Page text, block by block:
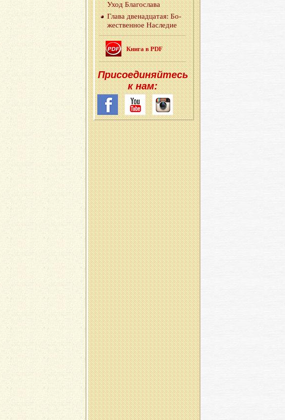
Уход Бла­го­сла­ва
Глава две­на­дца­тая: Бо­
же­ствен­ное На­сле­дие
Книга в PDF
При­со­еди­няй­тесь
к нам: